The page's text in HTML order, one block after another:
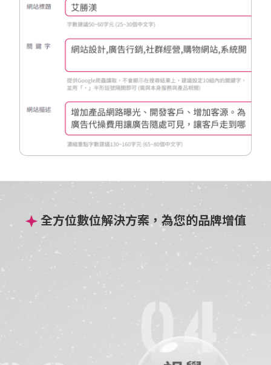
全方位數位解決方案，為您的品牌增值